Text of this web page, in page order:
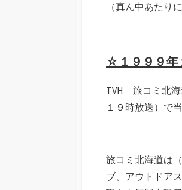
（真ん中あたり
☆１９９９年
TVH 旅コミ北海
１９時放送）で
旅コミ北海道は
ブ、アウトドア